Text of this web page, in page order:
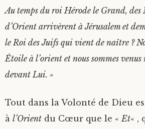
LA TEMPERANCE
LA FORCE
LA FOI
NOËL
JOYEUSES FÊTES DE
LA RESURRECTION
La Vie Spirituelle
LE MARIAGE
L’ EFFET PAPILLON
LES NOCES DE CANA
Au temps du roi Hérode le Grand, des
d’Orient arrivèrent à Jérusalem et
le Roi des Juifs qui vient de naître ?
Étoile à l’orient et nous sommes venus
devant Lui. »
Tout dans la Volonté de Dieu
à l’Orient du Cœur que le «Et« ,